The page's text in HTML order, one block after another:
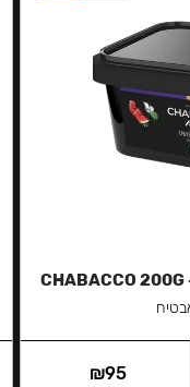
CHABACCO 200G
₪95